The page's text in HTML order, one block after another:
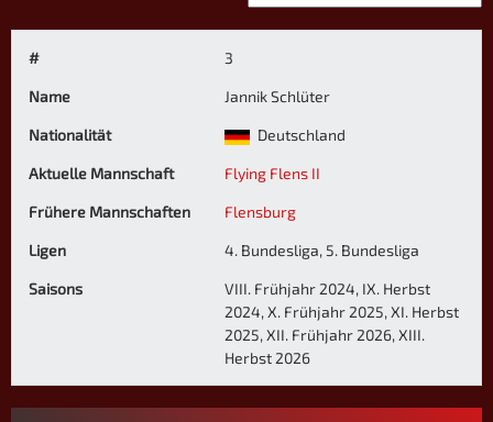
# 3
Name Jannik Schlüter
Nationalität Deutschland
Aktuelle Mannschaft Flying Flens II
Frühere Mannschaften Flensburg
Ligen 4. Bundesliga, 5. Bundesliga
Saisons
VIII. Frühjahr 2024, IX. Herbst
2024, X. Frühjahr 2025, XI. Herbst
2025, XII. Frühjahr 2026, XIII.
Herbst 2026